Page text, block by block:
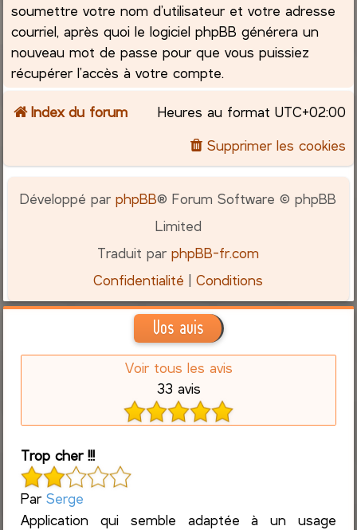
soumettre votre nom d’utilisateur et votre adresse
courriel, après quoi le logiciel phpBB générera un
nouveau mot de passe pour que vous puissiez
récupérer l’accès à votre compte.
Index du forum Heures au format UTC+02:00
Supprimer les cookies
Développé parphpBB® Forum Software © phpBB
Limited
Traduit parphpBB-fr.com
Confidentialité |Conditions
Vos avis
Voir tous les avis
33 avis
Trop cher !!!
ParSerge
Application qui semble adaptée à un usage